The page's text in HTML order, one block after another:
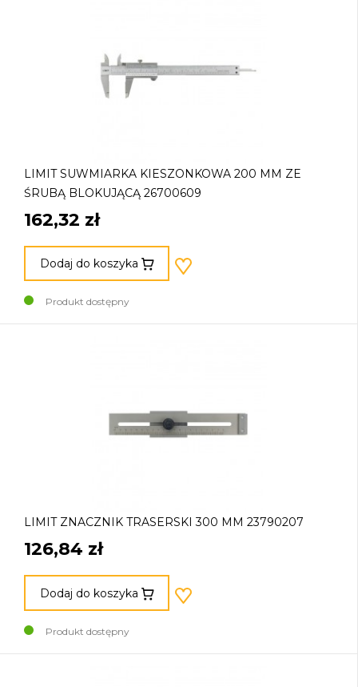
LIMIT SUWMIARKA KIESZONKOWA 200 MM ZE
ŚRUBĄ BLOKUJĄCĄ 26700609
162,32 zł
Dodaj do koszyka
Produkt dostępny
LIMIT ZNACZNIK TRASERSKI 300 MM 23790207
126,84 zł
Dodaj do koszyka
Produkt dostępny